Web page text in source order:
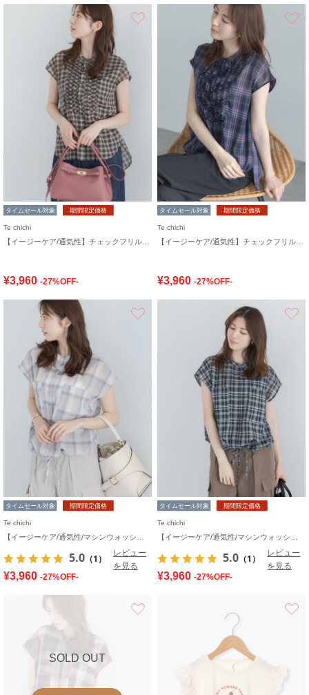
タイムセール対象 期間限定価格
Te chichi
¥3,960 -27%OFF-
タイムセール対象 期間限定価格
Te chichi
¥3,960 -27%OFF-
タイムセール対象 期間限定価格
Te chichi
5.0 （1）
レビュー
を見る
¥3,960 -27%OFF-
タイムセール対象 期間限定価格
Te chichi
5.0 （1）
レビュー
を見る
¥3,960 -27%OFF-
SOLD OUT